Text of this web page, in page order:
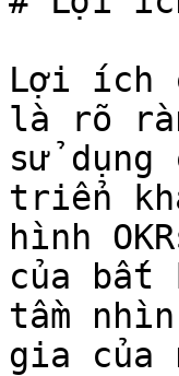
Lợi ích
là rõ
sử
triển
hình
của bất
tầm
gia của